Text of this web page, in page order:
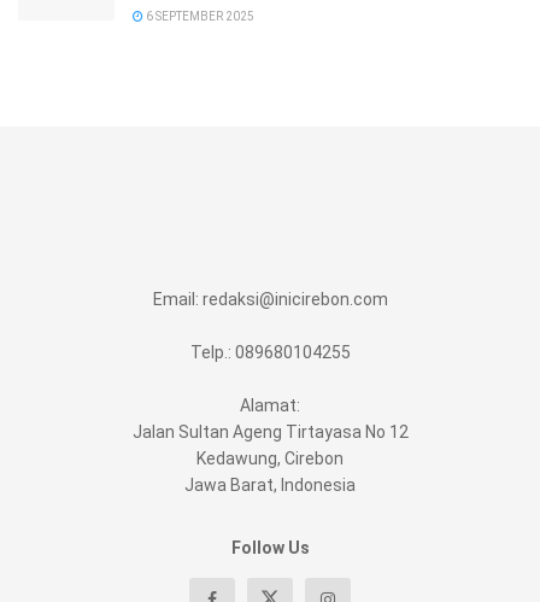
6 SEPTEMBER 2025
Email: redaksi@inicirebon.com
Telp.: 089680104255
Alamat:
Jalan Sultan Ageng Tirtayasa No 12
Kedawung, Cirebon
Jawa Barat, Indonesia
Follow Us